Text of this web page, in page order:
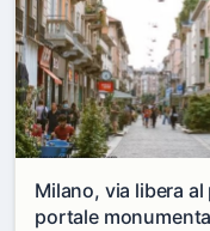
Milano, via libera al
portale